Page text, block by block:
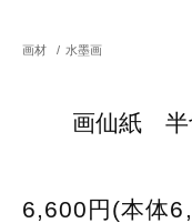
画材 / 水墨画
画仙紙
6,600円(本体